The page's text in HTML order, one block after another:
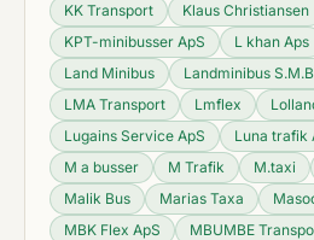
KK Transport
Klaus Christiansen
KPT-minibusser ApS
L khan Aps
Land Minibus
Landminibus
LMA Transport
Lmflex
Lugains Service ApS
Luna trafik
M a busser
M Trafik M.taxi
Malik Bus
Marias Taxa
MBK Flex ApS
MBUMBE